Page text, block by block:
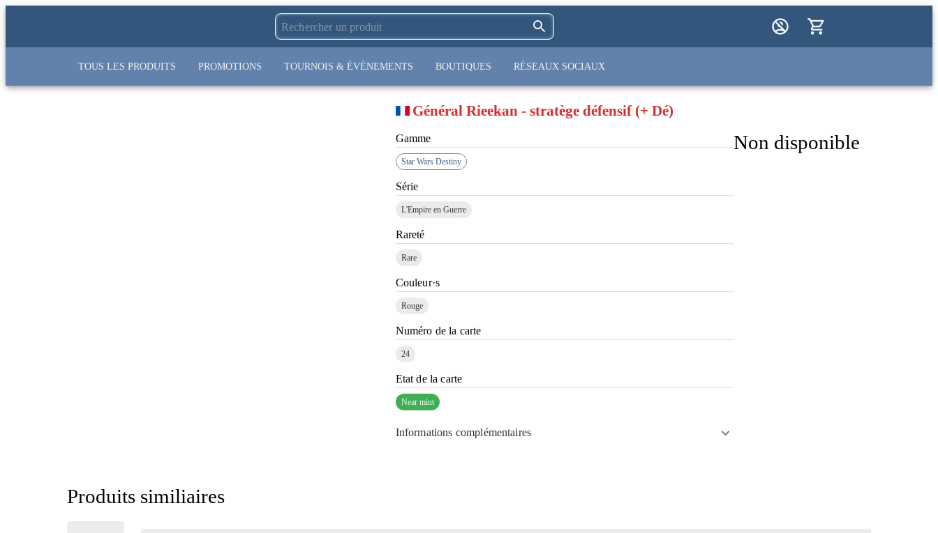
TOUS LES PRODUITS PROMOTIONS TOURNOIS & ÉVÈNEMENTS BOUTIQUES RÉSEAUX SOCIAUX
Général Rieekan - stratège défensif (+ Dé)
Gamme
Star Wars Destiny
Série
L'Empire en Guerre
Rareté
Rare
Couleur·s
Rouge
Numéro de la carte
24
Etat de la carte
Near mint
Informations complémentaires
Non disponible
Produits similiaires